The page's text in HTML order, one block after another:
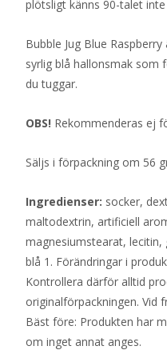
plötsligt känns 90-talet
Bubble Jug Blue
syrlig blå hallonsmak som
du tuggar.
OBS! Rekommenderas ej
Säljs i förpackning om 56
Ingredienser: socker,
maltodextrin, artificiell
magnesiumstearat, lecitin,
blå 1. Förändringar i
Kontrollera därför alltid
originalförpackningen. Vid
Bäst före: Produkten har
om inget annat anges.